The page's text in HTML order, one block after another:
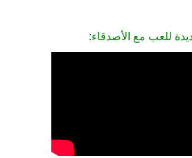
للعب مع الأصدقاء: